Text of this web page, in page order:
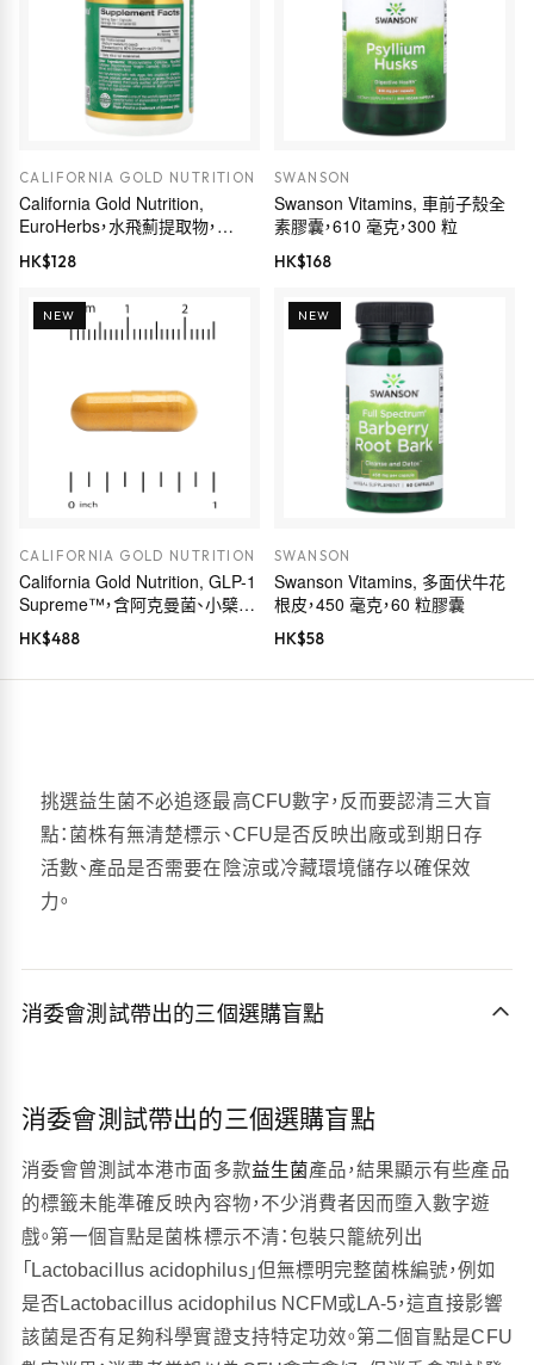
CALIFORNIA GOLD NUTRITION
California Gold Nutrition,
EuroHerbs，水飛薊提取物，
Euromed 品質，175 毫克，60 粒
素食膠囊
HK$128
SWANSON
Swanson Vitamins, 車前子殼全
素膠囊，610 毫克，300 粒
HK$168
NEW
CALIFORNIA GOLD NUTRITION
California Gold Nutrition, GLP-1
Supreme™，含阿克曼菌、小檗
鹼、五羥黃酮及姜黃素，60 粒素食
膠囊
HK$488
NEW
SWANSON
Swanson Vitamins, 多面伏牛花
根皮，450 毫克，60 粒膠囊
HK$58
挑選益生菌不必追逐最高CFU數字，反而要認清三大盲
點：菌株有無清楚標示、CFU是否反映出廠或到期日存
活數、產品是否需要在陰涼或冷藏環境儲存以確保效
力。
消委會測試帶出的三個選購盲點
消委會測試帶出的三個選購盲點
消委會曾測試本港市面多款益生菌產品，結果顯示有些產品
的標籤未能準確反映內容物，不少消費者因而墮入數字遊
戲。第一個盲點是菌株標示不清：包裝只籠統列出
「Lactobacillus acidophilus」但無標明完整菌株編號，例如
是否Lactobacillus acidophilus NCFM或LA-5，這直接影響
該菌是否有足夠科學實證支持特定功效。第二個盲點是CFU